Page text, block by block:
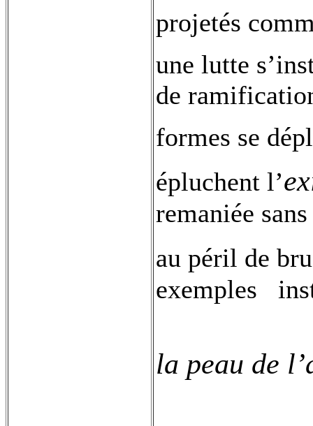
projetés
une lutte
de
formes se
épluchent l’
remaniée sans
au péril de
exemples
la peau de